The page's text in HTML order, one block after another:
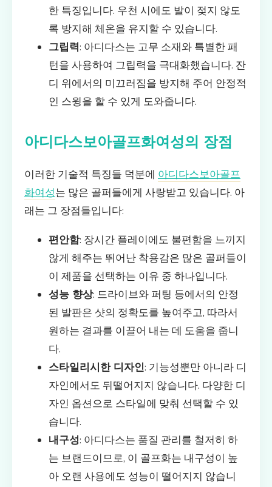
한 특징입니다. 우천 시에도 발이 젖지 않도
록 방지해 체온을 유지할 수 있습니다.
그립력: 아디다스는 고무 소재와 특별한 패
턴을 사용하여 그립력을 극대화했습니다. 잔
디 위에서의 미끄러짐을 방지해 주어 안정적
인 스윙을 할 수 있게 도와줍니다.
아디다스보아골프화여성의 장점
이러한 기술적 특징들 덕분에 아디다스보아골프
화여성는 많은 골퍼들에게 사랑받고 있습니다. 아
래는 그 장점들입니다:
편안함: 장시간 플레이에도 불편함을 느끼지
않게 해주는 뛰어난 착용감은 많은 골퍼들이
이 제품을 선택하는 이유 중 하나입니다.
성능 향상: 드라이브와 퍼팅 등에서의 안정
된 발판은 샷의 정확도를 높여주고, 따라서
원하는 결과를 이끌어 내는 데 도움을 줍니
다.
스타일리시한 디자인: 기능성뿐만 아니라 디
자인에서도 뒤떨어지지 않습니다. 다양한 디
자인 옵션으로 스타일에 맞춰 선택할 수 있
습니다.
내구성: 아디다스는 품질 관리를 철저히 하
는 브랜드이므로, 이 골프화는 내구성이 높
아 오랜 사용에도 성능이 떨어지지 않습니